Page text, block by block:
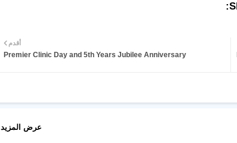
أقدم
Premier Clinic Day and 5th Years Jubilee Anniversary
عرض المزيد